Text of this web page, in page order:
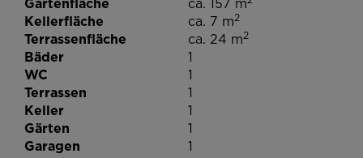
Kellerfläche ca. 7 m2
Terrassenfläche ca. 24 m2
Bäder
1
WC
1
Terrassen
1
Keller
1
Gärten
1
Garagen
1